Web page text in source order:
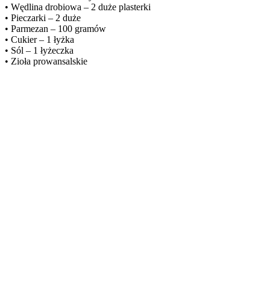
• Wędlina drobiowa – 2 duże plasterki
• Pieczarki – 2 duże
• Parmezan – 100 gramów
• Cukier – 1 łyżka
• Sól – 1 łyżeczka
• Zioła prowansalskie